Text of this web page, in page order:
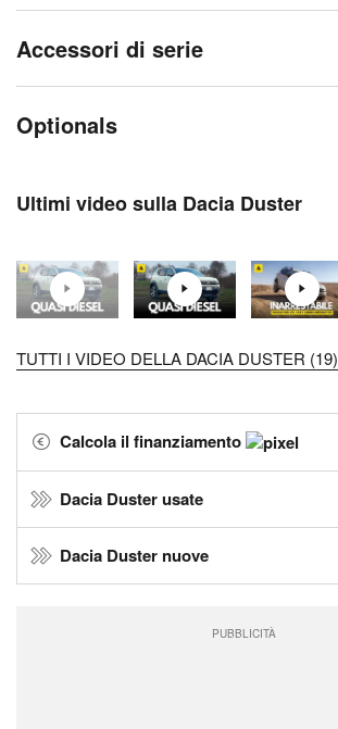
Accessori di serie
Optionals
Ultimi video sulla Dacia Duster
TUTTI I VIDEO DELLA DACIA DUSTER (19)
Calcola il finanziamento
Dacia Duster usate
Dacia Duster nuove
PUBBLICITÀ